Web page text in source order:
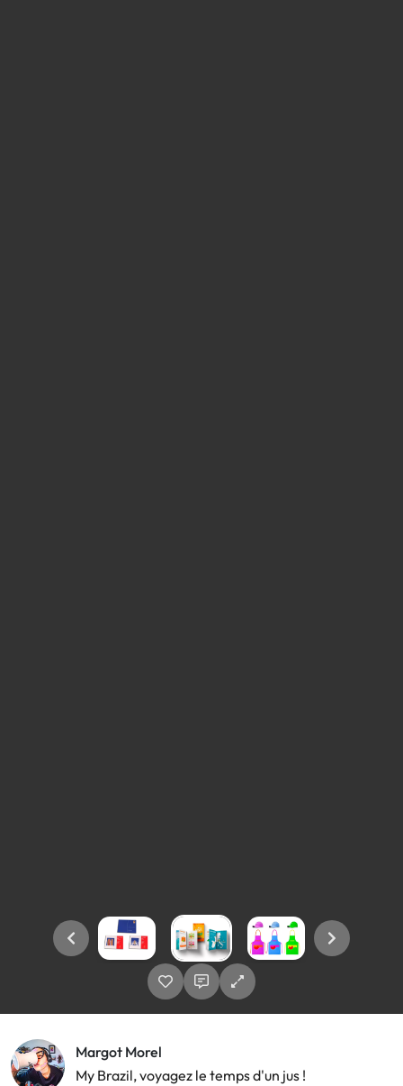
Margot Morel
My Brazil, voyagez le temps d'un jus !